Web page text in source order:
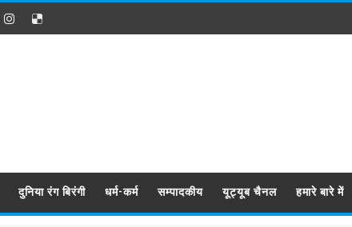
दुनिया रंग बिरंगी धर्म-कर्म सम्पादकीय यूट्यूब चैनल हमारे बारे में